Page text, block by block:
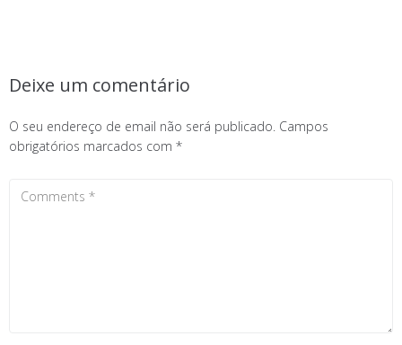
Deixe um comentário
O seu endereço de email não será publicado. Campos
obrigatórios marcados com *